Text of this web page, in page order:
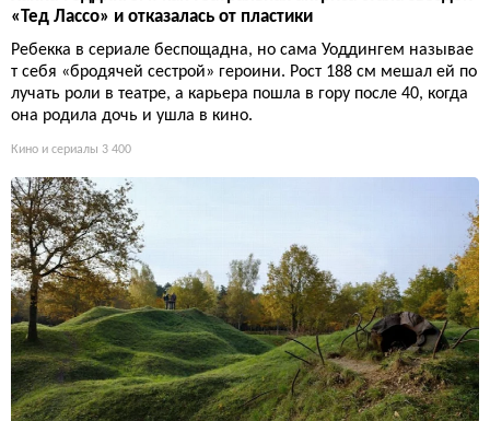
«Тед Лассо» и отказалась от пластики
Ребекка в сериале беспощадна, но сама Уоддингем называе
т себя «бродячей сестрой» героини. Рост 188 см мешал ей по
лучать роли в театре, а карьера пошла в гору после 40, когда
она родила дочь и ушла в кино.
Кино и сериалы 3 400